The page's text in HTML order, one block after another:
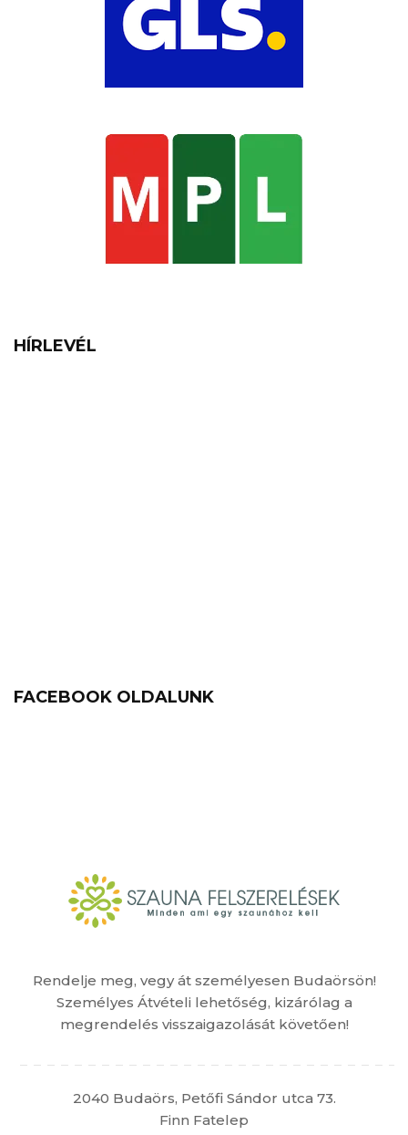
Rendelje meg, vegy át személyesen Budaörsön!
Személyes Átvételi lehetőség, kizárólag a
megrendelés visszaigazolását követően!
2040 Budaörs, Petőfi Sándor utca 73.
Finn Fatelep
HÍRLEVÉL
FACEBOOK OLDALUNK